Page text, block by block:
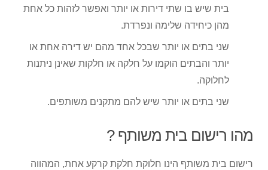
בית שיש בו שתי דירות או יותר ואפשר לזהות כל אחת
מהן כיחידה שלימה ונפרדת.
שני בתים או יותר שבכל אחד מהם יש דירה אחת או
יותר והבתים הוקמו על חלקה או חלקות שאינן ניתנות
לחלוקה.
שני בתים או יותר שיש להם מתקנים משותפים.
מהו רישום בית משותף ?
רישום בית משותף הינו חלוקת חלקת קרקע אחת, המהווה